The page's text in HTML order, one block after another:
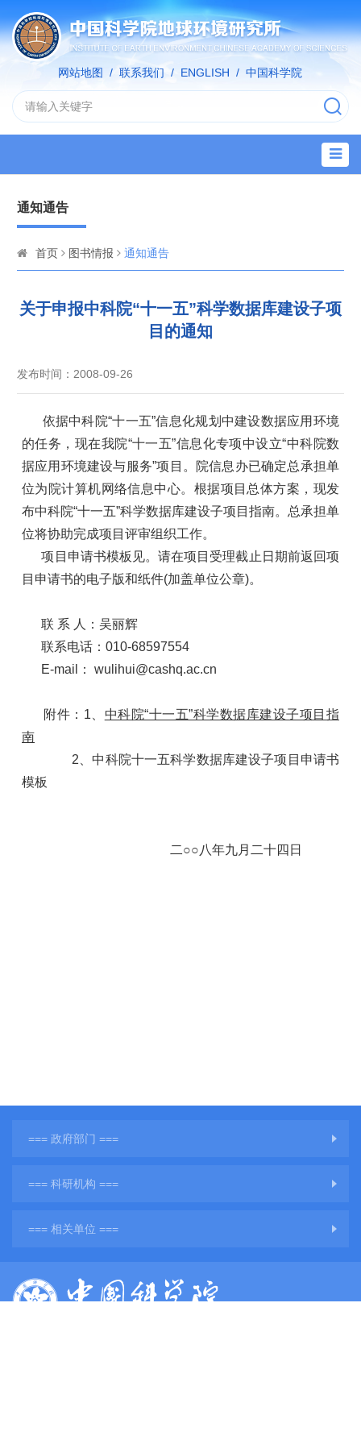
网站地图 / 联系我们 / ENGLISH / 中国科学院
通知通告
首页 图书情报 通知通告
关于申报中科院“十一五”科学数据库建设子项
目的通知
发布时间：2008-09-26
依据中科院“十一五”信息化规划中建设数据应用环境
的任务，现在我院“十一五”信息化专项中设立“中科院数
据应用环境建设与服务”项目。院信息办已确定总承担单
位为院计算机网络信息中心。根据项目总体方案，现发
布中科院“十一五”科学数据库建设子项目指南。总承担单
位将协助完成项目评审组织工作。
项目申请书模板见。请在项目受理截止日期前返回项
目申请书的电子版和纸件(加盖单位公章)。
联 系 人：吴丽辉
联系电话：010-68597554
E-mail： wulihui@cashq.ac.cn
附件：1、 中科院“十一五”科学数据库建设子项目指
南
2、中科院十一五科学数据库建设子项目申请书
模板
二○○八年九月二十四日
=== 政府部门 ===
=== 科研机构 ===
=== 相关单位 ===